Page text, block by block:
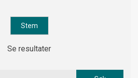
Se resultater